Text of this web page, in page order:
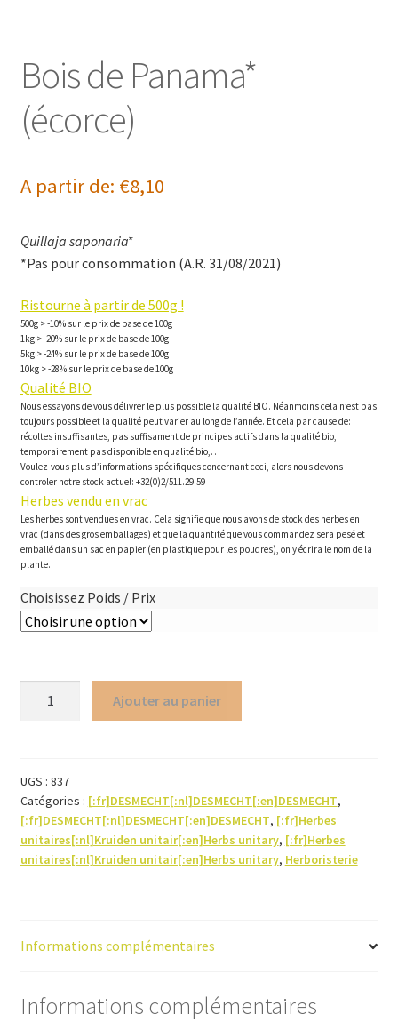
Bois de Panama*
(écorce)
A partir de: €8,10
Quillaja saponaria*
*Pas pour consommation (A.R. 31/08/2021)
Ristourne à partir de 500g !
500g > -10% sur le prix de base de 100g
1kg > -20% sur le prix de base de 100g
5kg > -24% sur le prix de base de 100g
10kg > -28% sur le prix de base de 100g
Qualité BIO
Nous essayons de vous délivrer le plus possible la qualité BIO. Néanmoins cela n’est pas
toujours possible et la qualité peut varier au long de l’année. Et cela par cause de:
récoltes insuffisantes, pas suffisament de principes actifs dans la qualité bio,
temporairement pas disponible en qualité bio,…
Voulez-vous plus d’informations spécifiques concernant ceci, alors nous devons
controler notre stock actuel: +32(0)2/511.29.59
Herbes vendu en vrac
Les herbes sont vendues en vrac. Cela signifie que nous avons de stock des herbes en
vrac (dans des gros emballages) et que la quantité que vous commandez sera pesé et
emballé dans un sac en papier (en plastique pour les poudres), on y écrira le nom de la
plante.
Choisissez Poids / Prix
Panama*
(écorce)
Ajouter au panier
UGS : 837
Catégories : [:fr]DESMECHT[:nl]DESMECHT[:en]DESMECHT,
[:fr]DESMECHT[:nl]DESMECHT[:en]DESMECHT, [:fr]Herbes
unitaires[:nl]Kruiden unitair[:en]Herbs unitary, [:fr]Herbes
unitaires[:nl]Kruiden unitair[:en]Herbs unitary, Herboristerie
Informations complémentaires
Informations complémentaires